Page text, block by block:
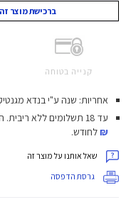
ברכישת מוצר זה תוכלו
קנייה בטוחה
אחריות: שנה ע"י בנדא
עד 18 תשלומים ללא ריבית.
₪לחודש.
שאל אותנו על מוצר זה
גרסת הדפסה